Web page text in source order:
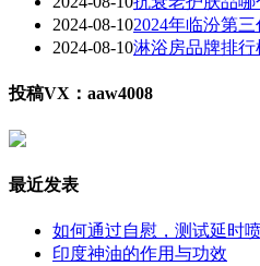
2024-08-102024年临汾第
2024-08-10淋浴房品牌排行
投稿VX：aaw4008
最近发表
如何通过自慰，测试延时
印度神油的作用与功效